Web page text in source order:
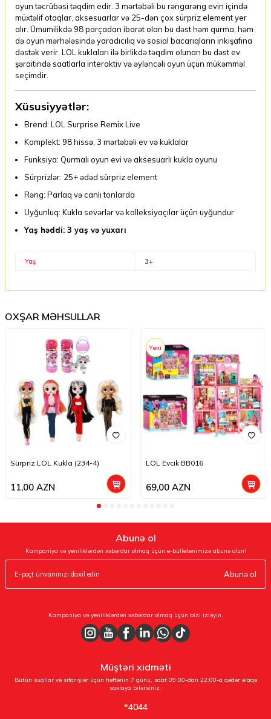
oyun təcrübəsi təqdim edir. 3 mərtəbəli bu rəngarəng evin içində
müxtəlif otaqlar, aksesuarlar və 25-dən çox sürpriz element yer
alır. Ümumilikdə 98 parçadan ibarət olan bu dəst həm qurma, həm
də oyun mərhələsində yaradıcılıq və sosial bacarıqların inkişafına
dəstək verir. LOL kuklaları ilə birlikdə təqdim olunan bu dəst ev
şəraitində saatlarla interaktiv və əyləncəli oyun üçün mükəmməl
seçimdir.
Xüsusiyyətlər:
Brend: LOL Surprise Remix Live
Komplekt: 98 hissə, 3 mərtəbəli ev və kuklalar
Funksiya: Qurmalı oyun evi və aksesuarlı kukla oyunu
Sürprizlər: 25+ ədəd sürpriz element
Rəng: Parlaq və canlı tonlarda
Uyğunluq: Kukla sevərlər və kolleksiyaçılar üçün uyğundur
Yaş həddi: 3 yaş və yuxarı
Yaş 3+
OXŞAR MƏHSULLAR
Sürpriz LOL Kukla (234-4)
11,00 AZN
Yeni
LOL Evcik BB016
69,00AZN
Abunə ol
Kampaniya və yeniliklərdən xəbərdar olmaq üçün e-bülletenimizə abunə olun!
Abunə ol
Kampaniya və yeniliklərdən xəbərdar olmaq üçün bizi izləyin.
Müştəri xidməti
Bütün suallar və sifarişlər üçün həftənin 7 günü, saat 09:00-dan 22:00-a qədər əlaqə
saxlaya bilərsiniz.
*4044